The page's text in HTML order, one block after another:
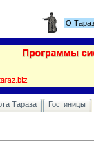
О
Тараза Гостиницы